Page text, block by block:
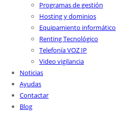
Programas de gestión
Hosting y dominios
Equipamiento informático
Renting Tecnológico
Telefonía VOZ IP
Video vigilancia
Noticias
Ayudas
Contactar
Blog